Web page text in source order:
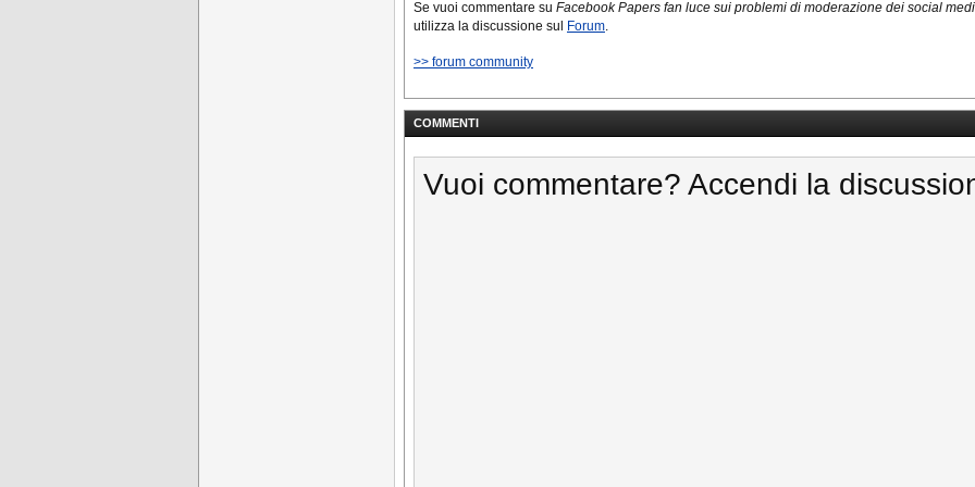
Se vuoi commentare su Facebook Papers fan luce sui problemi di moderazione dei social
utilizza la discussione sul Forum
>> forum community
COMMENTI
Vuoi commentare? Accendi la